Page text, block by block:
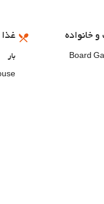
خانواده
Board بار